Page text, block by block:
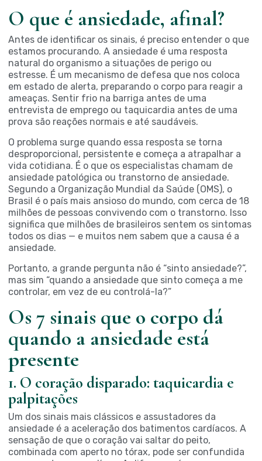
O que é ansiedade, afinal?
Antes de identificar os sinais, é preciso entender o que
estamos procurando. A ansiedade é uma resposta
natural do organismo a situações de perigo ou
estresse. É um mecanismo de defesa que nos coloca
em estado de alerta, preparando o corpo para reagir a
ameaças. Sentir frio na barriga antes de uma
entrevista de emprego ou taquicardia antes de uma
prova são reações normais e até saudáveis.
O problema surge quando essa resposta se torna
desproporcional, persistente e começa a atrapalhar a
vida cotidiana. É o que os especialistas chamam de
ansiedade patológica ou transtorno de ansiedade.
Segundo a Organização Mundial da Saúde (OMS), o
Brasil é o país mais ansioso do mundo, com cerca de 18
milhões de pessoas convivendo com o transtorno. Isso
significa que milhões de brasileiros sentem os sintomas
todos os dias — e muitos nem sabem que a causa é a
ansiedade.
Portanto, a grande pergunta não é “sinto ansiedade?”,
mas sim “quando a ansiedade que sinto começa a me
controlar, em vez de eu controlá-la?”
Os 7 sinais que o corpo dá
quando a ansiedade está
presente
1. O coração disparado: taquicardia e
palpitações
Um dos sinais mais clássicos e assustadores da
ansiedade é a aceleração dos batimentos cardíacos. A
sensação de que o coração vai saltar do peito,
combinada com aperto no tórax, pode ser confundida